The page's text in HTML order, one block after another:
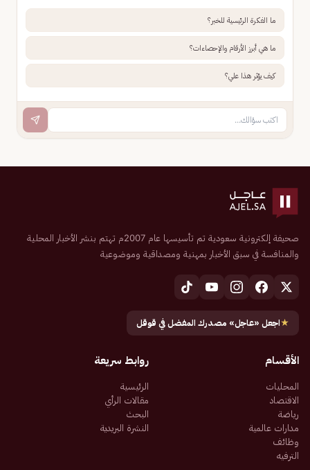
ما الفكرة الرئيسية للخبر؟
ما هي أبرز الأرقام والإحصاءات؟
كيف يؤثر هذا علي؟
صحيفة إلكترونية سعودية تم تأسيسها عام 2007م تهتم بنشر الأخبار المحلية
والمنافسة في سبق الأخبار بمهنية ومصداقية وموضوعية
★اجعل «عاجل» مصدرك المفضل في قوقل
الأقسام
المحليات
الاقتصاد
رياضة
مدارات عالمية
وظائف
الترفيه
روابط سريعة
الرئيسية
مقالات الرأي
البحث
النشرة البريدية